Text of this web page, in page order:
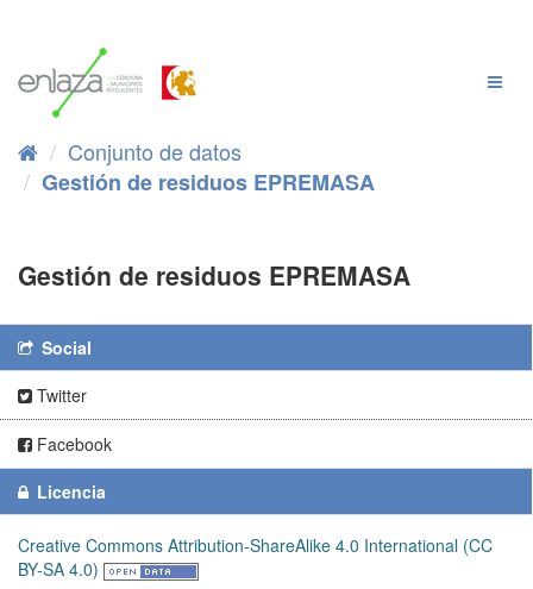
Conjunto de datos
Gestión de residuos EPREMASA
Gestión de residuos EPREMASA
Social
Twitter
Facebook
Licencia
Creative Commons Attribution-ShareAlike 4.0 International (CC
BY-SA 4.0)